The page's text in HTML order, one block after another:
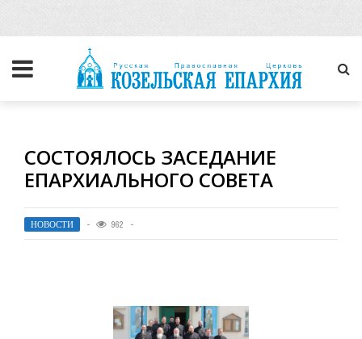
СОСТОЯЛОСЬ ЗАСЕДАНИЕ
ЕПАРХИАЛЬНОГО СОВЕТА
НОВОСТИ 962